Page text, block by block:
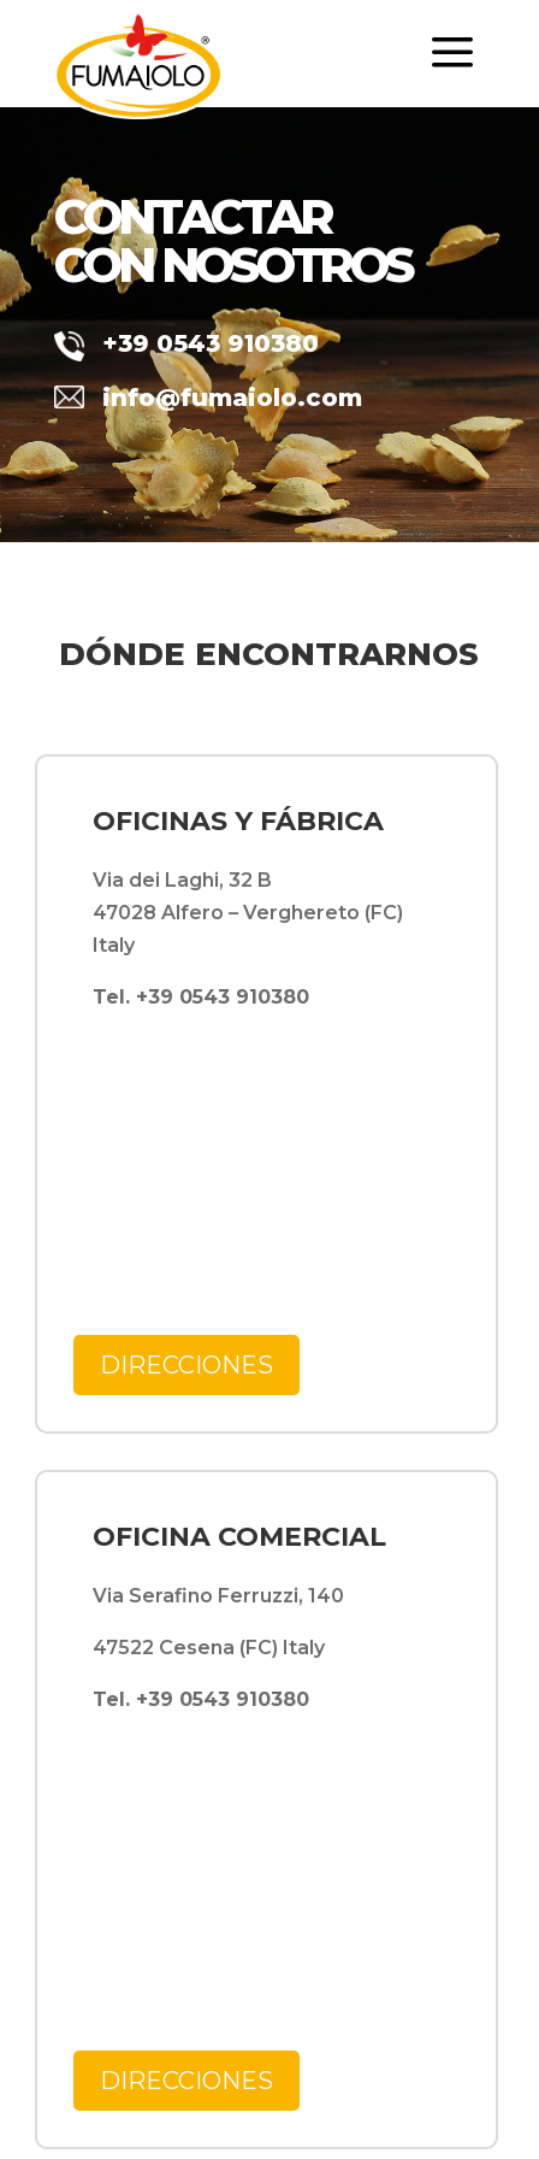
a
CONTACTAR
CON NOSOTROS
+39 0543 910380
info@fumaiolo.com
DÓNDE ENCONTRARNOS
OFICINAS Y FÁBRICA
Via dei Laghi, 32 B
47028 Alfero – Verghereto (FC)
Italy
Tel. +39 0543 910380
DIRECCIONES
OFICINA COMERCIAL
Via Serafino Ferruzzi, 140
47522 Cesena (FC) Italy
Tel. +39 0543 910380
DIRECCIONES